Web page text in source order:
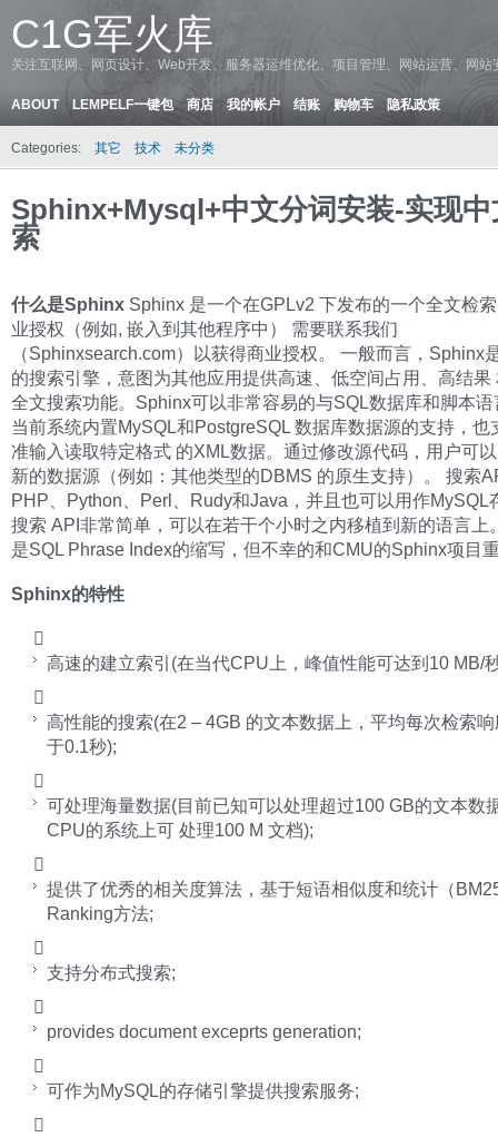
C1G军火库
关注互联网、网页设计、Web开发、服务器运维优化、项目管理、网站运营、网
ABOUT LEMPELF一键包 商店 我的帐户 结账 购物车 隐私政策
Categories: 其它 技术 未分类
Sphinx+Mysql+中文分词安装-实现中
索
什么是Sphinx Sphinx 是一个在GPLv2 下发布的一个全文检
业授权（例如, 嵌入到其他程序中） 需要联系我们
（Sphinxsearch.com）以获得商业授权。 一般而言，Sphinx
的搜索引擎，意图为其他应用提供高速、低空间占用、高结果
全文搜索功能。Sphinx可以非常容易的与SQL数据库和脚本
当前系统内置MySQL和PostgreSQL 数据库数据源的支持，也
准输入读取特定格式 的XML数据。通过修改源代码，用户可
新的数据源（例如：其他类型的DBMS 的原生支持）。 搜索
PHP、Python、Perl、Rudy和Java，并且也可以用作MySQL
搜索 API非常简单，可以在若干个小时之内移植到新的语言上
是SQL Phrase Index的缩写，但不幸的和CMU的Sphinx项目
Sphinx的特性

高速的建立索引(在当代CPU上，峰值性能可达到10 MB/

高性能的搜索(在2 – 4GB 的文本数据上，平均每次检索
于0.1秒);

可处理海量数据(目前已知可以处理超过100 GB的文本数
CPU的系统上可 处理100 M 文档);

提供了优秀的相关度算法，基于短语相似度和统计（
Ranking方法;

支持分布式搜索;

provides document exceprts generation;

可作为MySQL的存储引擎提供搜索服务;
